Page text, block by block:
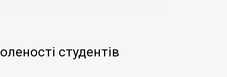
студентів